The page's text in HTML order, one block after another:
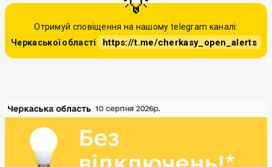
Отримуй сповіщення на нашому telegram каналі:
Черкаської області
https://t.me/cherkasy_open_alerts